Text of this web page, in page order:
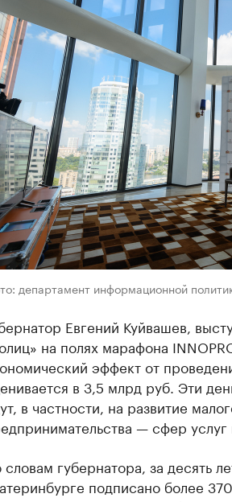
департамент информационной
Евгений Куйвашев,
на полях марафона
эффект от
в 3,5 млрд руб. Эти
в частности, на развитие
— сфер услуг
губернатора, за десять
подписано более